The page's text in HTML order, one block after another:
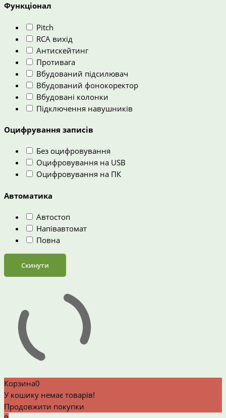
Функціонал
Pitch
RCA вихід
Антискейтинг
Противага
Вбудований підсилювач
Вбудований фонокоректор
Вбудовані колонки
Підключення навушників
Оцифрування записів
Без оцифровування
Оцифровування на USB
Оцифровування на ПК
Автоматика
Автостоп
Напівавтомат
Повна
Скинути
Корзина0
У кошику немає товарів!
Продовжити покупки